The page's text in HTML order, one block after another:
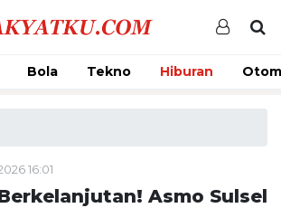
Bola Tekno Hiburan
16:01
Asmo Sulsel